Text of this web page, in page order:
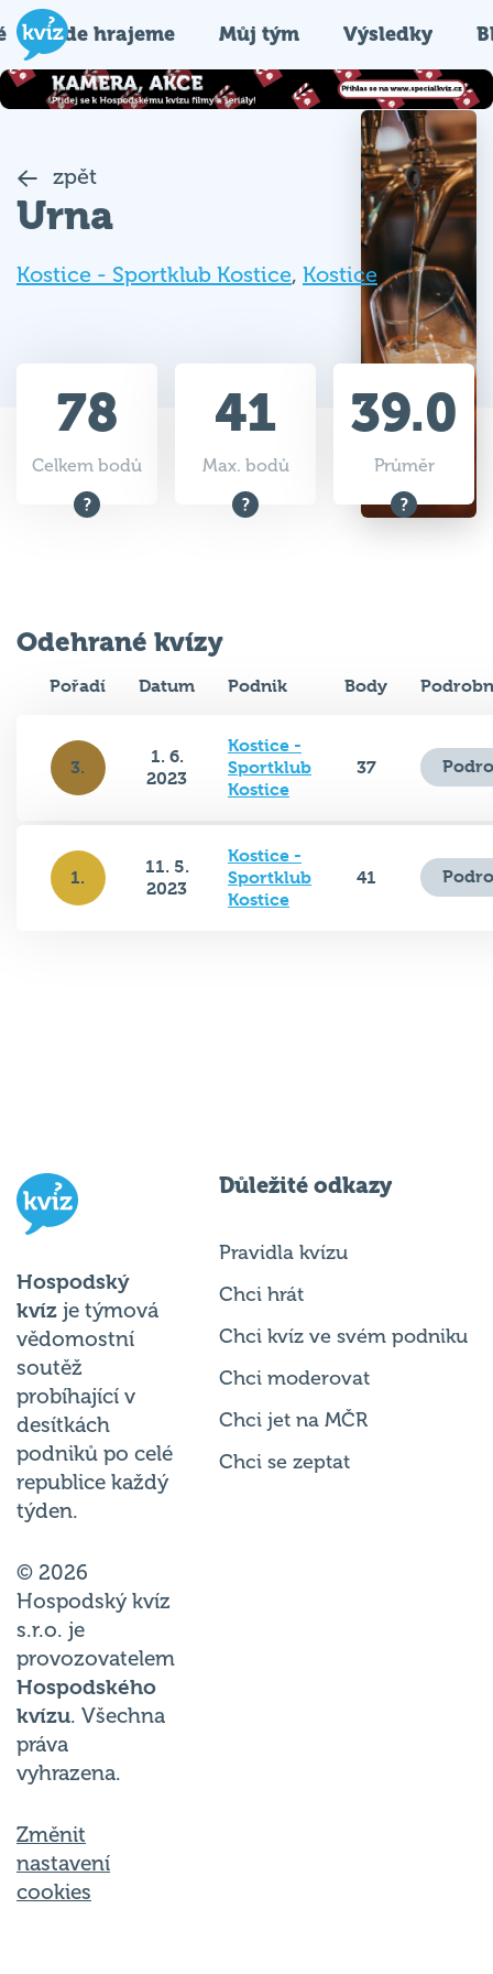
Kde hrajeme Můj tým Výsledky
zpět
Urna
Kostice - Sportklub Kostice, Kostice
78
Celkem bodů
41
Max. bodů
39.0
Průměr
Odehrané kvízy
Pořadí Datum Podnik Body
3.
1. 6.
2023
Kostice -
Sportklub
Kostice
37
1.
11. 5.
2023
Kostice -
Sportklub
Kostice
41
Hospodský
kvíz je týmová
vědomostní
soutěž
probíhající v
desítkách
podniků po celé
republice každý
týden.
© 2026
Hospodský kvíz
s.r.o. je
provozovatelem
Hospodského
kvízu. Všechna
práva
vyhrazena.
Změnit
nastavení
cookies
Důležité odkazy
Pravidla kvízu
Chci hrát
Chci kvíz ve svém podniku
Chci moderovat
Chci jet na MČR
Chci se zeptat